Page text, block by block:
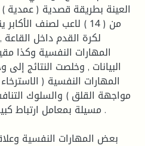
العينة بطريقة قصدية ( عمدية
من ( 14 ) لاعب لصنف
لكرة القدم داخل
المهارات النفسية وكذا
البيانات , وخلصت النتائج
المهارات النفسية (
مواجهة القلق ) والسلوك
مسيلة بمعامل ارتباط
بعض المهارات النفسية